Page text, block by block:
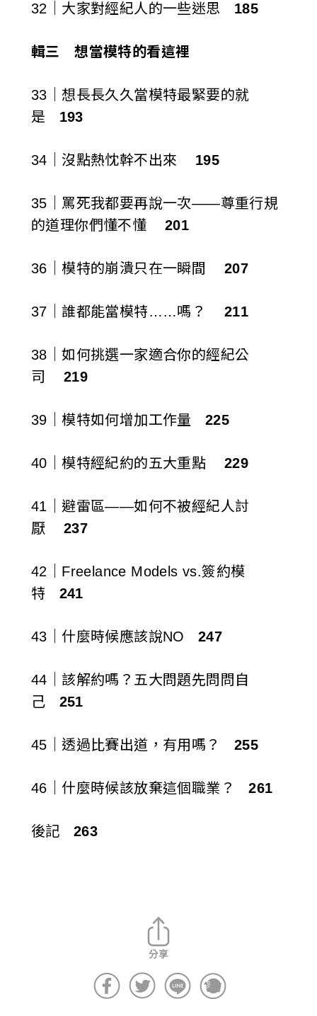
32｜大家對經紀人的一些迷思 185
輯三 想當模特的看這裡
33｜想長長久久當模特最緊要的就
是 193
34｜沒點熱忱幹不出來 195
35｜罵死我都要再說一次——尊重行規
的道理你們懂不懂 201
36｜模特的崩潰只在一瞬間 207
37｜誰都能當模特……嗎？ 211
38｜如何挑選一家適合你的經紀公
司 219
39｜模特如何增加工作量 225
40｜模特經紀約的五大重點 229
41｜避雷區——如何不被經紀人討
厭 237
42｜Freelance Models vs.簽約模
特 241
43｜什麼時候應該說NO 247
44｜該解約嗎？五大問題先問問自
己 251
45｜透過比賽出道，有用嗎？ 255
46｜什麼時候該放棄這個職業？261
後記 263